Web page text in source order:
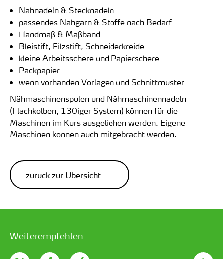
Nähnadeln & Stecknadeln
passendes Nähgarn & Stoffe nach Bedarf
Handmaß & Maßband
Bleistift, Filzstift, Schneiderkreide
kleine Arbeitsschere und Papierschere
Packpapier
wenn vorhanden Vorlagen und Schnittmuster
Nähmaschinenspulen und Nähmaschinennadeln
(Flachkolben, 130iger System) können für die
Maschinen im Kurs ausgeliehen werden. Eigene
Maschinen können auch mitgebracht werden.
zurück zur Übersicht
Weiterempfehlen